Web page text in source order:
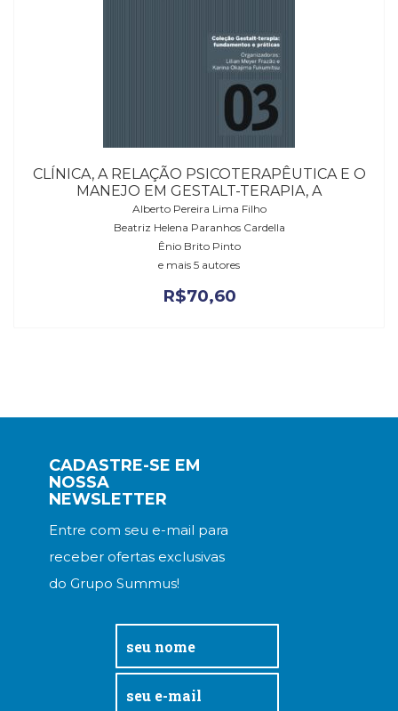
CLÍNICA, A RELAÇÃO PSICOTERAPÊUTICA E O
MANEJO EM GESTALT-TERAPIA, A
Alberto Pereira Lima Filho
Beatriz Helena Paranhos Cardella
Ênio Brito Pinto
e mais 5 autores
R$70,60
CADASTRE-SE EM
NOSSA
NEWSLETTER
Entre com seu e-mail para
receber ofertas exclusivas
do Grupo Summus!